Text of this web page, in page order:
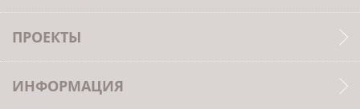
ПРОЕКТЫ
ИНФОРМАЦИЯ